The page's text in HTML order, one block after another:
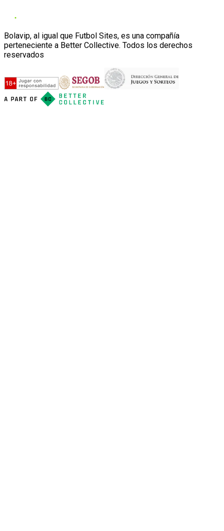
Bolavip, al igual que Futbol Sites, es una compañía
perteneciente a Better Collective. Todos los derechos
reservados